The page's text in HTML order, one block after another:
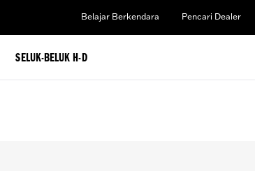
Belajar Berkendara Pencari Dealer
SELUK-BELUK H-D